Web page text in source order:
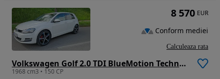
Volkswagen Golf 2.0 TDI BlueMotion Technology Cup
1968 cm3 • 150 CP
8 570 EUR
Conform mediei
Calculeaza rata